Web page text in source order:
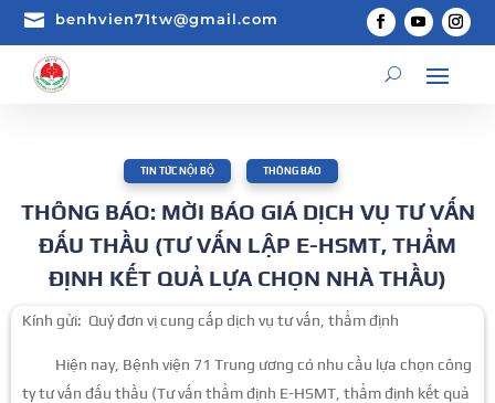
 benhvien71tw@gmail.com
TIN TỨC NỘI BỘ THÔNG BÁO
THÔNG BÁO: MỜI BÁO GIÁ DỊCH VỤ TƯ VẤN
ĐẤU THẦU (TƯ VẤN LẬP E-HSMT, THẨM
ĐỊNH KẾT QUẢ LỰA CHỌN NHÀ THẦU)
Kính gửi: Quý đơn vị cung cấp dịch vụ tư vấn, thẩm định
Hiện nay, Bệnh viện 71 Trung ương có nhu cầu lựa chọn công
ty tư vấn đấu thầu (Tư vấn thẩm định E-HSMT, thẩm định kết quả